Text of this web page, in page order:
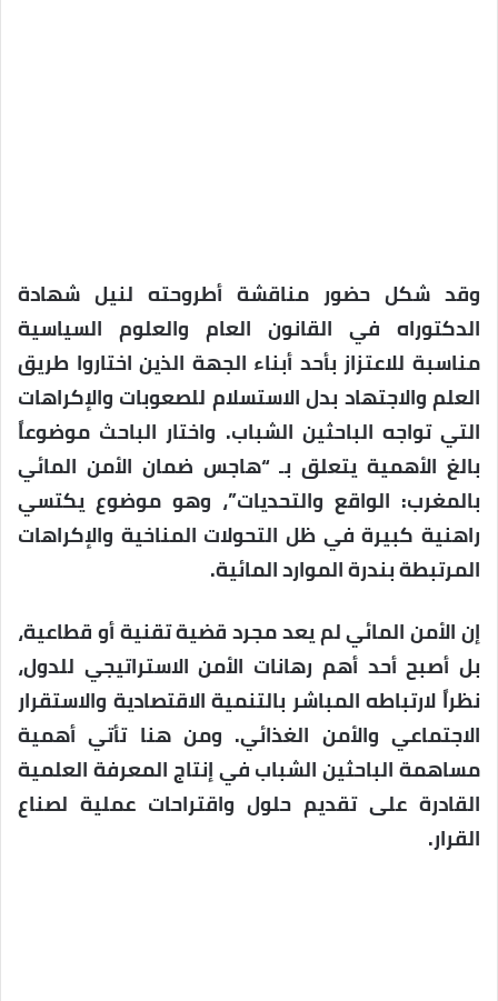
وقد شكل حضور مناقشة أطروحته لنيل شهادة
الدكتوراه في القانون العام والعلوم السياسية
مناسبة للاعتزاز بأحد أبناء الجهة الذين اختاروا طريق
العلم والاجتهاد بدل الاستسلام للصعوبات والإكراهات
التي تواجه الباحثين الشباب. واختار الباحث موضوعاً
بالغ الأهمية يتعلق بـ “هاجس ضمان الأمن المائي
بالمغرب: الواقع والتحديات”، وهو موضوع يكتسي
راهنية كبيرة في ظل التحولات المناخية والإكراهات
المرتبطة بندرة الموارد المائية.
إن الأمن المائي لم يعد مجرد قضية تقنية أو قطاعية،
بل أصبح أحد أهم رهانات الأمن الاستراتيجي للدول،
نظراً لارتباطه المباشر بالتنمية الاقتصادية والاستقرار
الاجتماعي والأمن الغذائي. ومن هنا تأتي أهمية
مساهمة الباحثين الشباب في إنتاج المعرفة العلمية
القادرة على تقديم حلول واقتراحات عملية لصناع
القرار.